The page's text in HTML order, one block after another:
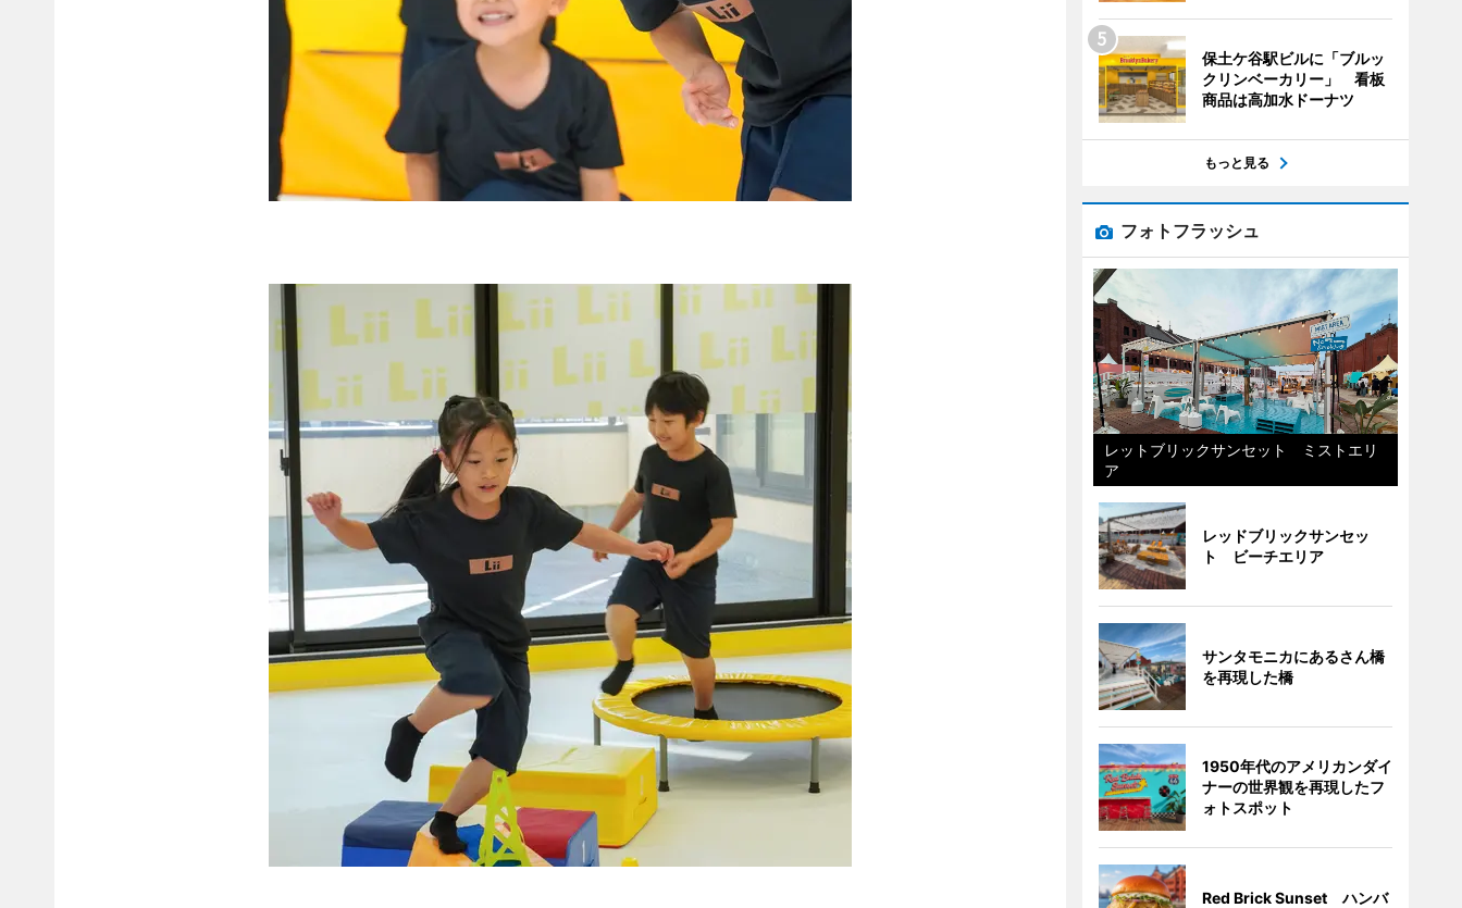
保土ケ谷駅ビルに「ブルッ
クリンベーカリー」 看板
商品は高加水ドーナツ
もっと見る
フォトフラッシュ
レットブリックサンセット ミストエリ
ア
レッドブリックサンセッ
ト ビーチエリア
サンタモニカにあるさん橋
を再現した橋
1950年代のアメリカンダイ
ナーの世界観を再現したフ
ォトスポット
Red Brick Sunset ハンバ